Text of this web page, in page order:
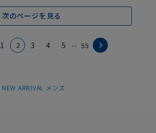
次のページを見る
1 2 3 4 5 ... 55
NEW ARRIVAL メンズ